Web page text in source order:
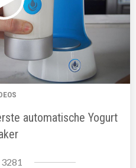
automatische Yogurt
3281